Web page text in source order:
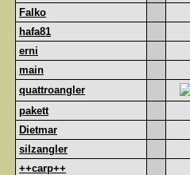
Falko
hafa81
erni
main
quattroangler
pakett
Dietmar
silzangler
++carp++